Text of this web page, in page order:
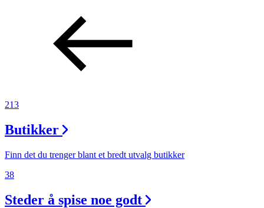
Praktisk informasjon
Ledige stillinger
Magasin
Finn frem
213
Butikker
Finn det du trenger blant et bredt utvalg butikker
38
Steder å spise noe godt